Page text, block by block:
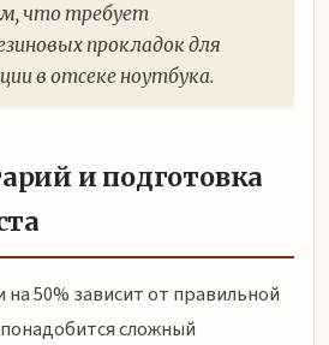
что требует
прокладок для
в отсеке ноутбука.
и подготовка
50% зависит от правильной
сложный